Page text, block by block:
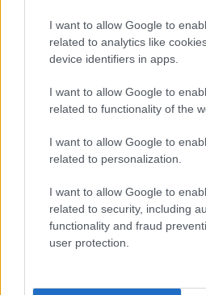
I want to allow Google to
related to analytics like
device identifiers in apps.
I want to allow Google to
related to functionality of the
I want to allow Google to
related to personalization.
I want to allow Google to
related to security, including
functionality and fraud
user protection.